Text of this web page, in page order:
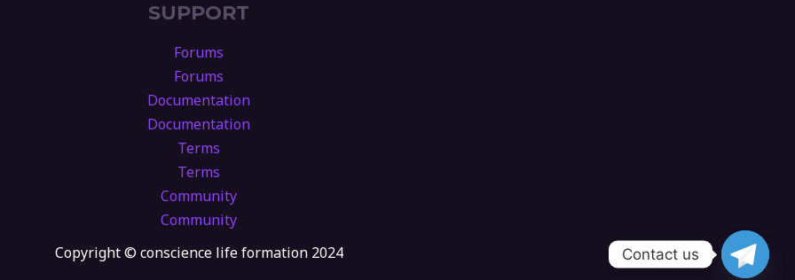
SUPPORT
Forums
Forums
Documentation
Documentation
Terms
Terms
Community
Community
Copyright © conscience life formation 2024
Contact us